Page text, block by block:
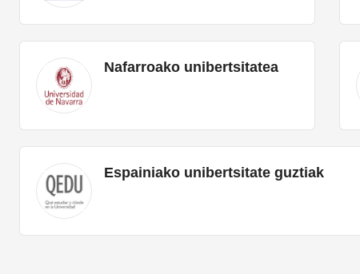
Nafarroako unibertsitatea
Espainiako unibertsitate guztiak